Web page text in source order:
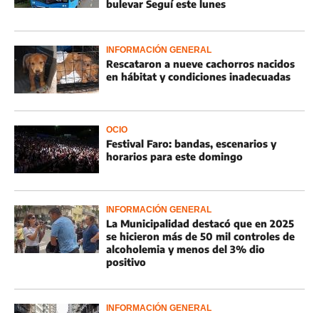
bulevar Seguí este lunes
INFORMACIÓN GENERAL
Rescataron a nueve cachorros nacidos
en hábitat y condiciones inadecuadas
OCIO
Festival Faro: bandas, escenarios y
horarios para este domingo
INFORMACIÓN GENERAL
La Municipalidad destacó que en 2025
se hicieron más de 50 mil controles de
alcoholemia y menos del 3% dio
positivo
INFORMACIÓN GENERAL